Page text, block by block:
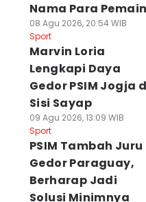
Nama Para Pemain
08 Agu 2026, 20:54 WIB
Sport
Marvin Loria
Lengkapi Daya
Gedor PSIM Jogja
Sisi Sayap
09 Agu 2026, 13:09 WIB
Sport
PSIM Tambah Juru
Gedor Paraguay,
Berharap Jadi
Solusi Minimnya